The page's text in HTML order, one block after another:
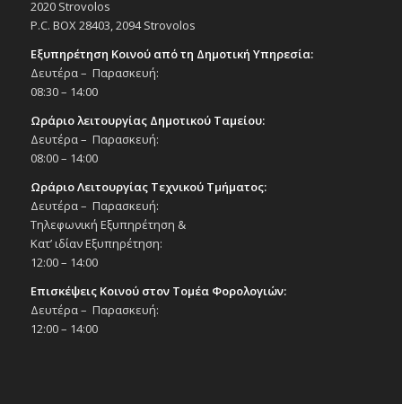
ΙΟΥΛ
13 Συναυλία «Punjabi Culture», 13/7/25
12:00
Εκδηλώσεις στο Δημοτικό Θέατρο
ΑΥΓ
28
στο πλαίσιο του προγράμματος «Ο
Πολιτισμός σε κάθε Γειτονιά»
All Day
Εκδηλώσεις Δήμου
Πάρκο Νίκου Χριστοφοριδη
ΑΥΓ
31
Αυγουστιάτικες συναυλίες Δήμου
Στροβόλου σε πάρκα στις 28 και 31/8/25,
All Day
2020 Strovolos
P.C. BOX 28403, 2094 Strovolos
Εξυπηρέτηση Κοινού από τη Δημοτική Υπηρεσία:
Δευτέρα – Παρασκευή:
08:30 – 14:00
Ωράριο λειτουργίας Δημοτικού Ταμείου:
Δευτέρα – Παρασκευή:
08:00 – 14:00
Ωράριο Λειτουργίας Τεχνικού Τμήματος:
Δευτέρα – Παρασκευή:
Τηλεφωνική Εξυπηρέτηση &
Κατ’ ιδίαν Εξυπηρέτηση:
12:00 – 14:00
Επισκέψεις Κοινού στον Τομέα Φορολογιών:
Δευτέρα – Παρασκευή:
12:00 – 14:00